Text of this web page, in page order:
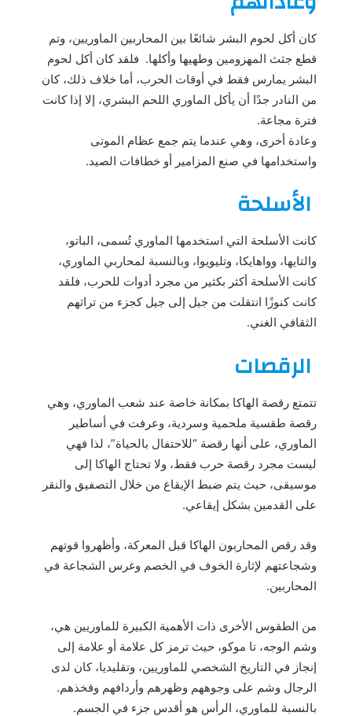
كان أكل لحوم البشر شائعًا بين المحاربين الماوريين، وتم
قطع جثث المهزومين وطهيها وأكلها. فلقد كان أكل لحوم
البشر يمارس فقط في أوقات الحرب، أما خلاف ذلك، كان
من النادر جدًا أن يأكل الماوري اللحم البشري، إلا إذا كانت
فترة مجاعة.
وعادة أخرى، وهي عندما يتم جمع عظام الموتى
واستخدامها في صنع المزامير أو خطافات الصيد.
الأسلحة
كانت الأسلحة التي استخدمها الماوري تُسمى، الباتو،
والتايها، وواهايكا، وتليويوا، وبالنسبة لمحاربي الماوري،
كانت الأسلحة أكثر بكثير من مجرد أدوات للحرب، فلقد
كانت كنوزًا انتقلت من جيل إلى جيل كجزء من تراثهم
الثقافي الغني.
الرقصات
تتمتع رقصة الهاكا بمكانة خاصة عند شعب الماوري، وهي
رقصة طقسية ملحمية وسردية، وعرفت في أساطير
الماوري، على أنها رقصة “للاحتفال بالحياة”، لذا فهي
ليست مجرد رقصة حرب فقط، ولا تحتاج الهاكا إلى
موسيقى، حيث يتم ضبط الإيقاع من خلال التصفيق والنقر
على القدمين بشكل إيقاعي.
وقد رقص المحاربون الهاكا قبل المعركة، وأظهروا قوتهم
وشجاعتهم لإثارة الخوف في الخصم وغرس الشجاعة في
المحاربين.
من الطقوس الأخرى ذات الأهمية الكبيرة للماوريين هي،
وشم الوجه، تا موكو، حيث ترمز كل علامة أو علامة إلى
إنجاز في التاريخ الشخصي للماوريين، وتقليديا، كان لدى
الرجال وشم على وجوههم وظهرهم وأردافهم وفخذهم.
بالنسبة للماوري، الرأس هو أقدس جزء في الجسم.